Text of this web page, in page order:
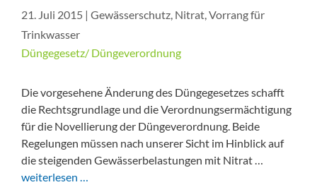
21. Juli 2015 | Gewässerschutz, Nitrat,Vorrang für
Trinkwasser
Düngegesetz/ Düngeverordnung
Die vorgesehene Änderung des Düngegesetzes schafft
die Rechtsgrundlage und die Verordnungsermächtigung
für die Novellierung der Düngeverordnung. Beide
Regelungen müssen nach unserer Sicht im Hinblick auf
die steigenden Gewässerbelastungen mit Nitrat …
weiterlesen …